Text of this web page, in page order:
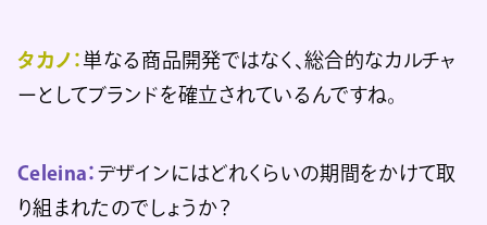
タカノ：単なる商品開発ではなく、総合的なカルチャ
ーとしてブランドを確立されているんですね。
Celeina： デザインにはどれくらいの期間をかけて取
り組まれたのでしょうか？